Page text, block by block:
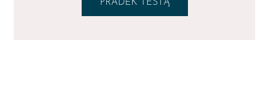
PRADĖK TESTĄ